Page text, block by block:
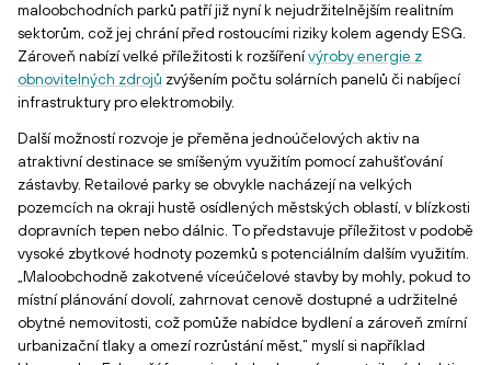
maloobchodních parků patří již nyní k nejudržitelnějším realitním
sektorům, což jej chrání před rostoucími riziky kolem agendy ESG.
Zároveň nabízí velké příležitosti k rozšířenívýroby energie z
obnovitelných zdrojů zvýšením počtu solárních panelů či nabíjecí
infrastruktury pro elektromobily.
Další možností rozvoje je přeměna jednoúčelových aktiv na
atraktivní destinace se smíšeným využitím pomocí zahušťování
zástavby. Retailové parky se obvykle nacházejí na velkých
pozemcích na okraji hustě osídlených městských oblastí, v blízkosti
dopravních tepen nebo dálnic. To představuje příležitost v podobě
vysoké zbytkové hodnoty pozemků s potenciálním dalším využitím.
„Maloobchodně zakotvené víceúčelové stavby by mohly, pokud to
místní plánování dovolí, zahrnovat cenově dostupné a udržitelné
obytné nemovitosti, což pomůže nabídce bydlení a zároveň zmírní
urbanizační tlaky a omezí rozrůstání měst,“ myslí si například